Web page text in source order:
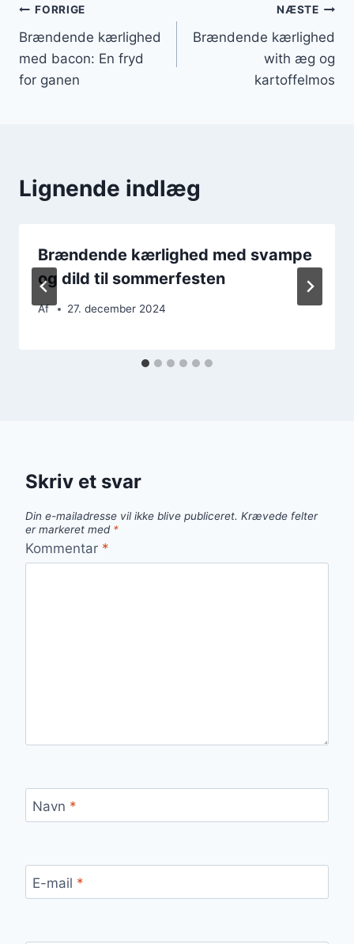
Indlægsnavigation
FORRIGE
Brændende kærlighed
med bacon: En fryd
for ganen
NÆSTE
Brændende kærlighed
with æg og
kartoffelmos
Lignende indlæg
Brændende kærlighed med svampe
og dild til sommerfesten
Af 27. december 2024
Skriv et svar
Din e-mailadresse vil ikke blive publiceret. Krævede felter
er markeret med *
Kommentar *
Navn *
E-mail *